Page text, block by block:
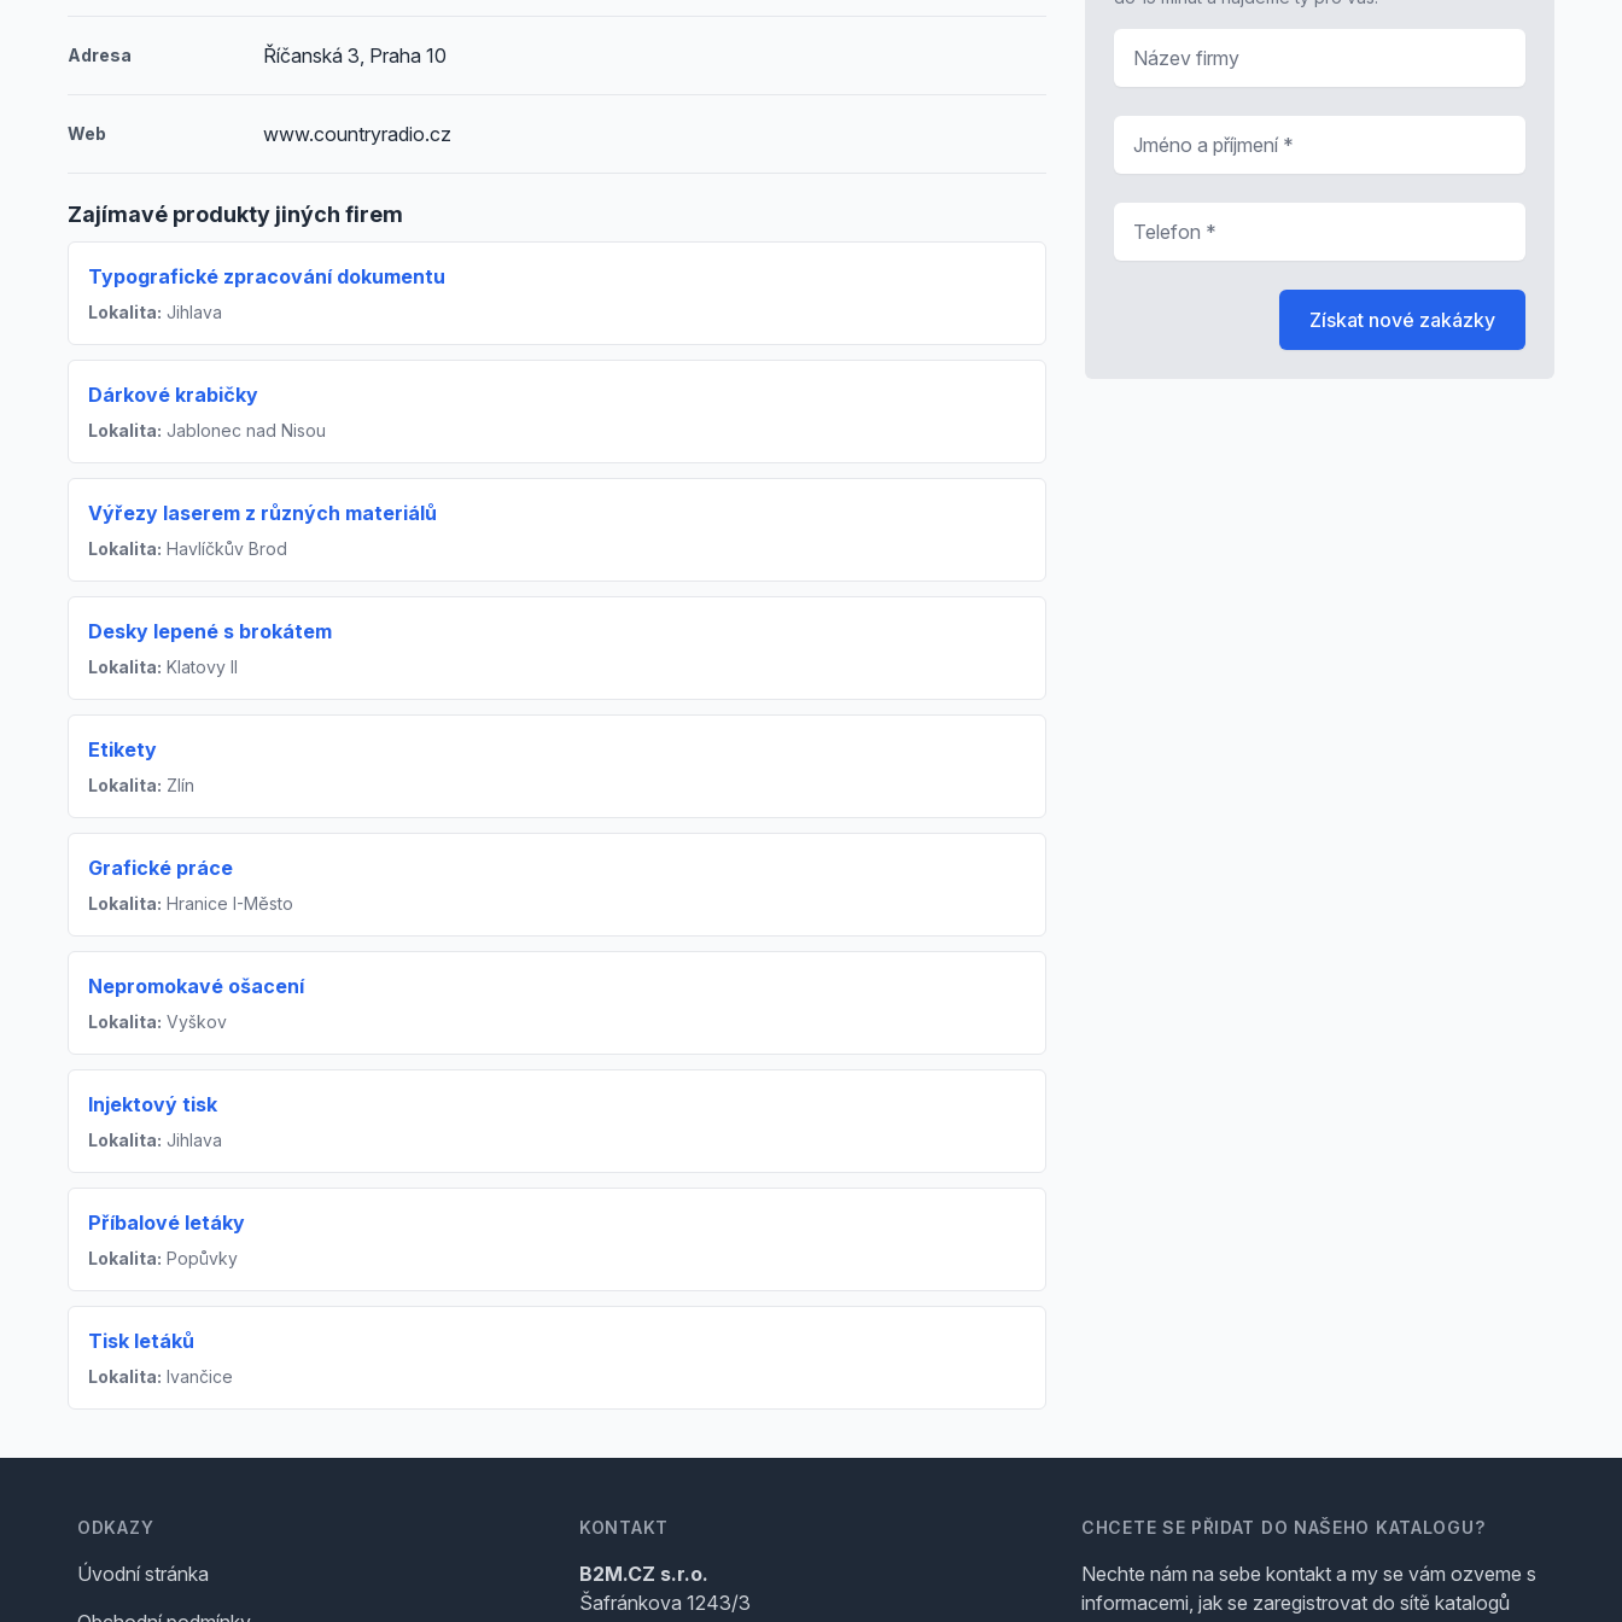
Adresa Říčanská 3, Praha 10
Web www.countryradio.cz
Zajímavé produkty jiných firem
Typografické zpracování dokumentu
Lokalita: Jihlava
Dárkové krabičky
Lokalita: Jablonec nad Nisou
Výřezy laserem z různých materiálů
Lokalita: Havlíčkův Brod
Desky lepené s brokátem
Lokalita: Klatovy II
Etikety
Lokalita: Zlín
Grafické práce
Lokalita: Hranice I-Město
Nepromokavé ošacení
Lokalita: Vyškov
Injektový tisk
Lokalita: Jihlava
Příbalové letáky
Lokalita: Popůvky
Tisk letáků
Lokalita: Ivančice
Získat nové zakázky
ODKAZY
Úvodní stránka
KONTAKT
B2M.CZ s.r.o.
Šafránkova 1243/3
CHCETE SE PŘIDAT DO NAŠEHO KATALOGU?
Nechte nám na sebe kontakt a my se vám ozveme s
informacemi, jak se zaregistrovat do sítě katalogů